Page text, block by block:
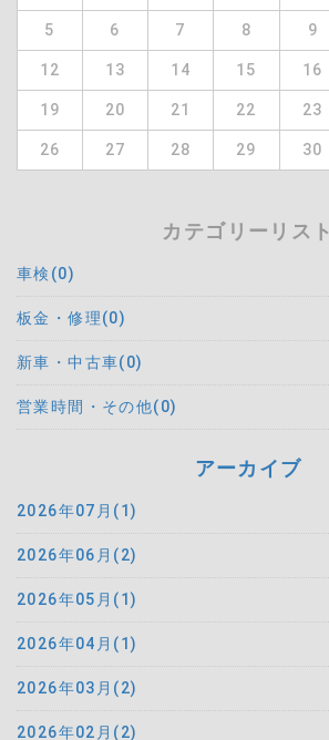
5 6 7 8 9
12 13 14 15 16
19 20 21 22 23
26 27 28 29 30
カテゴリーリスト
車検(0)
板金・修理(0)
新車・中古車(0)
営業時間・その他(0)
アーカイブ
2026年07月(1)
2026年06月(2)
2026年05月(1)
2026年04月(1)
2026年03月(2)
2026年02月(2)